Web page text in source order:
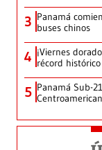
3 Panamá
buses chinos
4 ¡Viernes
récord
5 Panamá Sub-